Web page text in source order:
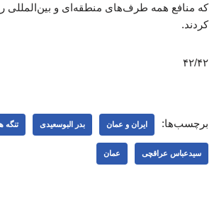
که منافع همه طرف‌های منطقه‌ای و بین‌المللی
کردند.
۴۲/۴۲
برچسب‌ها: ایران و عمان بدر البوسعیدی تنگه
سیدعباس عراقچی عمان